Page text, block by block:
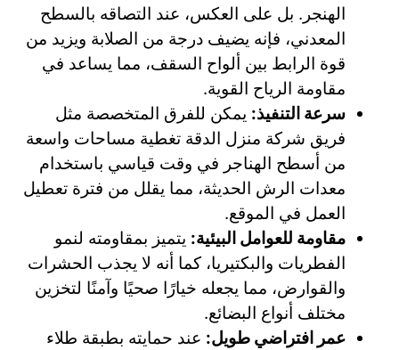
الهنجر. بل على العكس، عند التصاقه بالسطح
المعدني، فإنه يضيف درجة من الصلابة ويزيد من
قوة الرابط بين ألواح السقف، مما يساعد في
مقاومة الرياح القوية.
سرعة التنفيذ: يمكن للفرق المتخصصة مثل
فريق شركة منزل الدقة تغطية مساحات واسعة
من أسطح الهناجر في وقت قياسي باستخدام
معدات الرش الحديثة، مما يقلل من فترة تعطيل
العمل في الموقع.
مقاومة للعوامل البيئية: يتميز بمقاومته لنمو
الفطريات والبكتيريا، كما أنه لا يجذب الحشرات
والقوارض، مما يجعله خيارًا صحيًا وآمنًا لتخزين
مختلف أنواع البضائع.
عمر افتراضي طويل: عند حمايته بطبقة طلاء